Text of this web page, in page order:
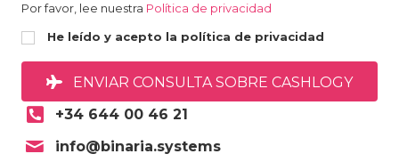
Por favor, lee nuestra Política de privacidad
He leído y acepto la política de privacidad
ENVIAR CONSULTA SOBRE CASHLOGY
+34 644 00 46 21
info@binaria.systems